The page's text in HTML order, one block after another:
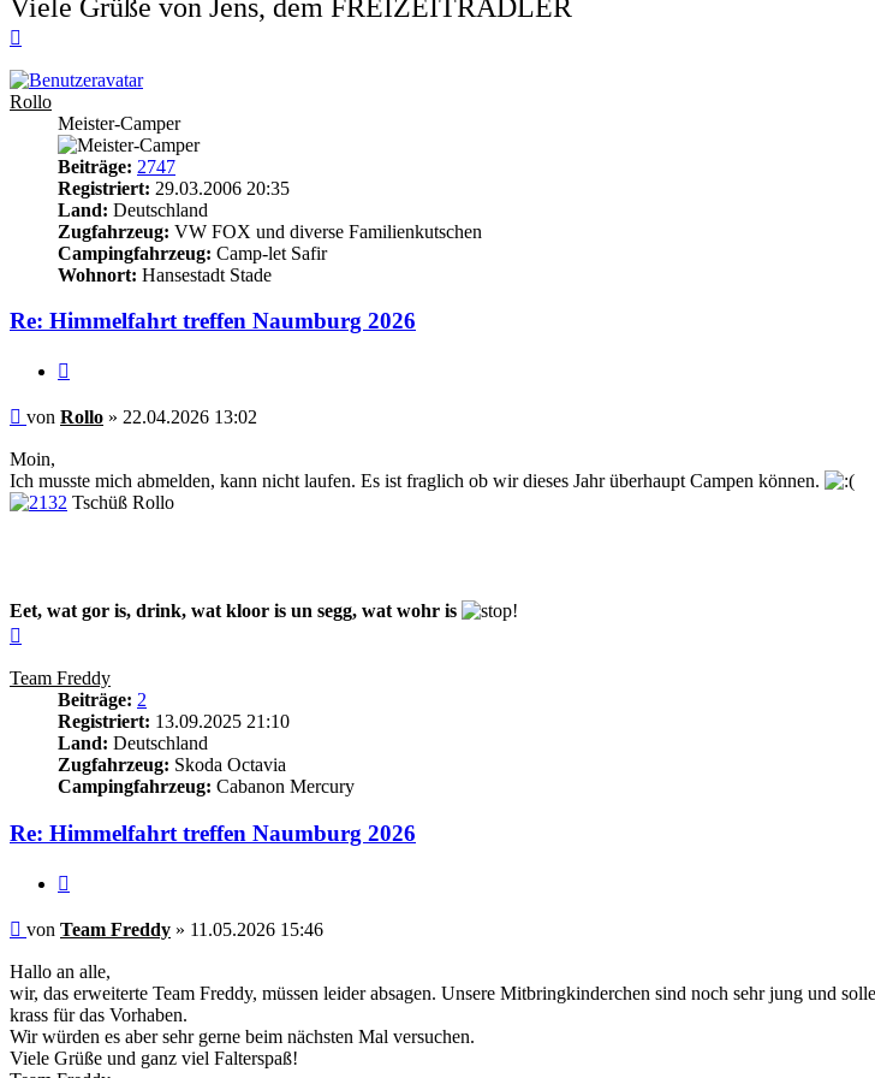
Viele Grüße von Jens, dem FREIZEITRADLER
Rollo
Meister-Camper
Beiträge: 2747
Registriert: 29.03.2006 20:35
Land: Deutschland
Zugfahrzeug: VW FOX und diverse Familienkutschen
Campingfahrzeug: Camp-let Safir
Wohnort: Hansestadt Stade
Re: Himmelfahrt treffen Naumburg 2026
Beitrag
von Rollo » 22.04.2026 13:02
Moin,
Ich musste mich abmelden, kann nicht laufen. Es ist fraglich ob wir dieses Jahr überhaupt Campen können.
Tschüß Rollo
Eet, wat gor is, drink, wat kloor is un segg, wat wohr is
Team Freddy
Beiträge: 2
Registriert: 13.09.2025 21:10
Land: Deutschland
Zugfahrzeug: Skoda Octavia
Campingfahrzeug: Cabanon Mercury
Re: Himmelfahrt treffen Naumburg 2026
Beitrag
von Team Freddy » 11.05.2026 15:46
Hallo an alle,
wir, das erweiterte Team Freddy, müssen leider absagen. Unsere Mitbringkinderchen sind noch sehr jung und
krass für das Vorhaben.
Wir würden es aber sehr gerne beim nächsten Mal versuchen.
Viele Grüße und ganz viel Falterspaß!